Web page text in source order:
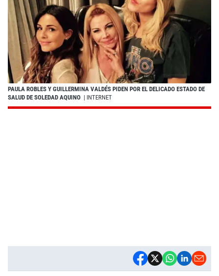
PAULA ROBLES Y GUILLERMINA VALDÉS PIDEN POR EL DELICADO ESTADO DE
SALUD DE SOLEDAD AQUINO | INTERNET